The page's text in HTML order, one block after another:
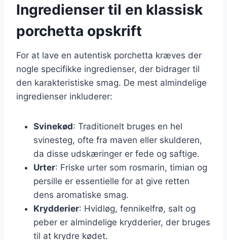
Ingredienser til en klassisk
porchetta opskrift
For at lave en autentisk porchetta kræves der
nogle specifikke ingredienser, der bidrager til
den karakteristiske smag. De mest almindelige
ingredienser inkluderer:
Svinekød: Traditionelt bruges en hel
svinesteg, ofte fra maven eller skulderen,
da disse udskæringer er fede og saftige.
Urter: Friske urter som rosmarin, timian og
persille er essentielle for at give retten
dens aromatiske smag.
Krydderier: Hvidløg, fennikelfrø, salt og
peber er almindelige krydderier, der bruges
til at krydre kødet.